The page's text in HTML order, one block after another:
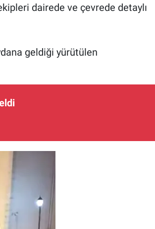
dairede ve çevrede detaylı
geldiği yürütülen